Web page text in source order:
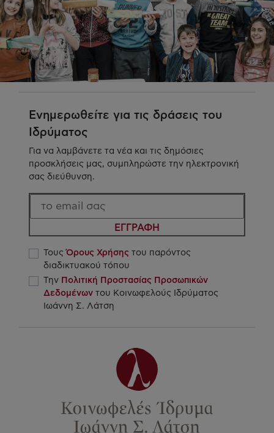
Ενημερωθείτε για τις δράσεις του
Ιδρύματος
Για να λαμβάνετε τα νέα και τις δημόσιες
προσκλήσεις μας, συμπληρώστε την ηλεκτρονική
σας διεύθυνση.
ΕΓΓΡΑΦΗ
ΤουςΌρους Χρήσης του παρόντος
διαδικτυακού τόπου
Την Πολιτική Προστασίας Προσωπικών
Δεδομένων του Κοινωφελούς Ιδρύματος
Ιωάννη Σ. Λάτση